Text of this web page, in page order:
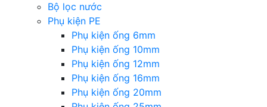
Bộ lọc nước
Phụ kiện PE
Phụ kiện ống 6mm
Phụ kiện ống 10mm
Phụ kiện ống 12mm
Phụ kiện ống 16mm
Phụ kiện ống 20mm